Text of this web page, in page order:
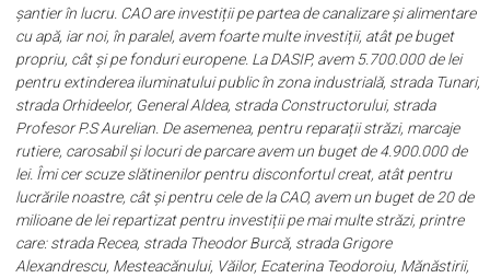
șantier în lucru. CAO are investiții pe partea de canalizare și alimentare
cu apă, iar noi, în paralel, avem foarte multe investiții, atât pe buget
propriu, cât și pe fonduri europene. La DASIP, avem 5.700.000 de lei
pentru extinderea iluminatului public în zona industrială, strada Tunari,
strada Orhideelor, General Aldea, strada Constructorului, strada
Profesor P.S Aurelian. De asemenea, pentru reparații străzi, marcaje
rutiere, carosabil și locuri de parcare avem un buget de 4.900.000 de
lei. Îmi cer scuze slătinenilor pentru disconfortul creat, atât pentru
lucrările noastre, cât și pentru cele de la CAO, avem un buget de 20 de
milioane de lei repartizat pentru investiții pe mai multe străzi, printre
care: strada Recea, strada Theodor Burcă, strada Grigore
Alexandrescu, Mesteacănului, Văilor, Ecaterina Teodoroiu, Mănăstirii,